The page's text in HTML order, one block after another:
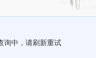
询中，请刷新重试